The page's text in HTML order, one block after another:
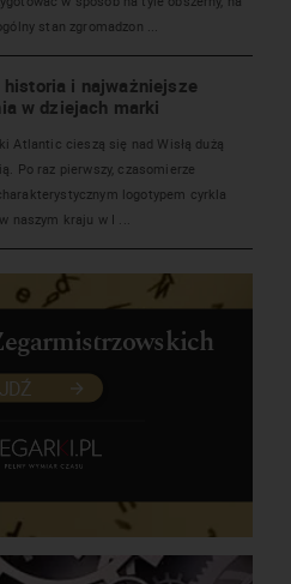
stan zgromadzon ...
i najważniejsze
w dziejach marki
Atlantic cieszą się nad Wisłą dużą
Po raz pierwszy, czasomierze
logotypem cyrkla
naszym kraju w I ...